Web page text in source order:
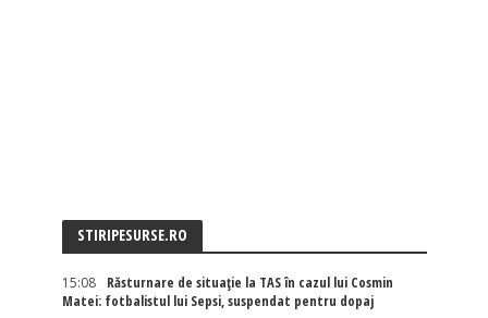
STIRIPESURSE.RO
15:08
Răsturnare de situație la TAS în cazul lui Cosmin
Matei: fotbalistul lui Sepsi, suspendat pentru dopaj